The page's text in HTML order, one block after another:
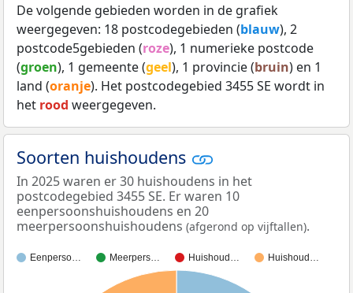
De volgende gebieden worden in de grafiek
weergegeven: 18 postcodegebieden (blauw), 2
postcode5gebieden (roze), 1 numerieke postcode
(groen), 1 gemeente (geel), 1 provincie (bruin) en 1
land (oranje). Het postcodegebied 3455 SE wordt in
het rood weergegeven.
Soorten huishoudens
In 2025 waren er 30 huishoudens in het
postcodegebied 3455 SE. Er waren 10
eenpersoonshuishoudens en 20
meerpersoonshuishoudens (afgerond op vijftallen).
Eenperso… Meerpers… Huishoud… Huishoud…